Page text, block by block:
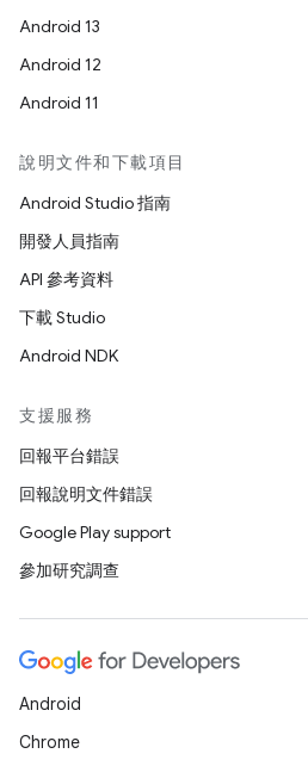
Android 13
Android 12
Android 11
說明文件和下載項目
Android Studio 指南
開發人員指南
API 參考資料
下載 Studio
Android NDK
支援服務
回報平台錯誤
回報說明文件錯誤
Google Play support
參加研究調查
Android
Chrome